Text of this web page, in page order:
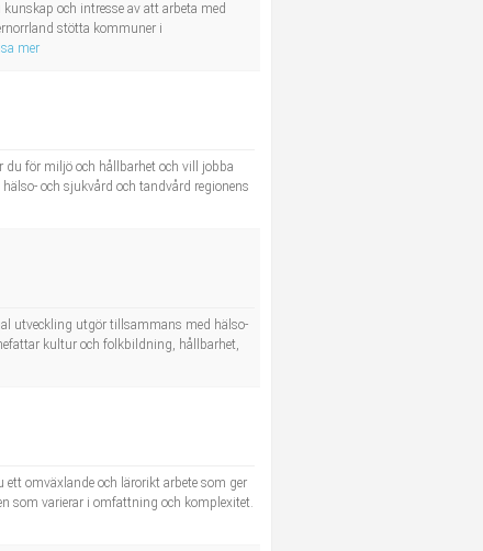
och intresse av att arbeta med
stötta kommuner i
mer
du för miljö och hållbarhet och vill jobba
och sjukvård och tandvård regionens
utveckling utgör tillsammans med hälso-
kultur och folkbildning, hållbarhet,
omväxlande och lärorikt arbete som ger
som varierar i omfattning och komplexitet.